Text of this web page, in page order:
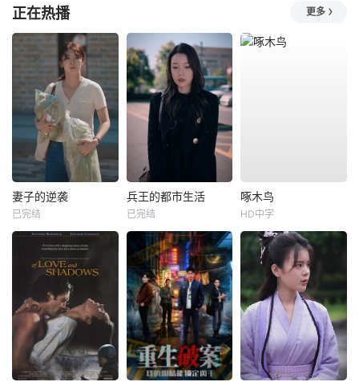
正在热播 更多
妻子的逆袭
已完结
兵王的都市生活
已完结
啄木鸟
HD中字